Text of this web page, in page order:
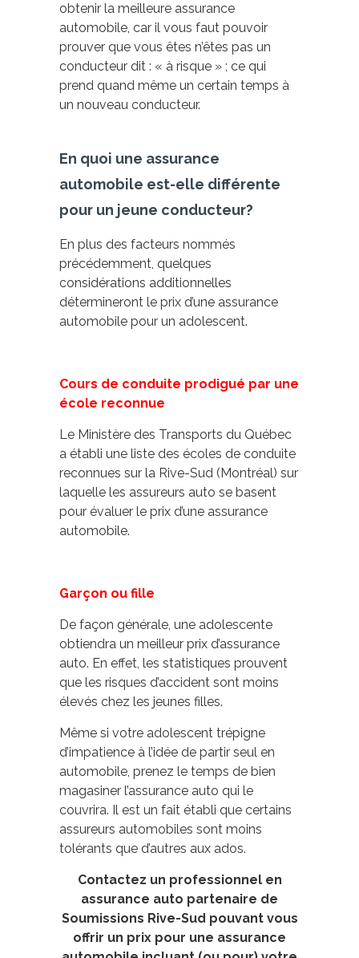
obtenir la meilleure assurance
automobile, car il vous faut pouvoir
prouver que vous êtes n’êtes pas un
conducteur dit : « à risque » ; ce qui
prend quand même un certain temps à
un nouveau conducteur.
En quoi une assurance
automobile est-elle différente
pour un jeune conducteur?
En plus des facteurs nommés
précédemment, quelques
considérations additionnelles
détermineront le prix d’une assurance
automobile pour un adolescent.
Cours de conduite prodigué par une
école reconnue
Le Ministère des Transports du Québec
a établi une liste des écoles de conduite
reconnues sur la Rive-Sud (Montréal) sur
laquelle les assureurs auto se basent
pour évaluer le prix d’une assurance
automobile.
Garçon ou fille
De façon générale, une adolescente
obtiendra un meilleur prix d’assurance
auto. En effet, les statistiques prouvent
que les risques d’accident sont moins
élevés chez les jeunes filles.
Même si votre adolescent trépigne
d’impatience à l’idée de partir seul en
automobile, prenez le temps de bien
magasiner l’assurance auto qui le
couvrira. Il est un fait établi que certains
assureurs automobiles sont moins
tolérants que d’autres aux ados.
Contactez un professionnel en
assurance auto partenaire de
Soumissions Rive-Sud pouvant vous
offrir un prix pour une assurance